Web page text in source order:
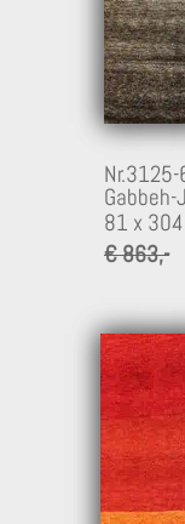
Nr.3125-
81 x
€ 863,-